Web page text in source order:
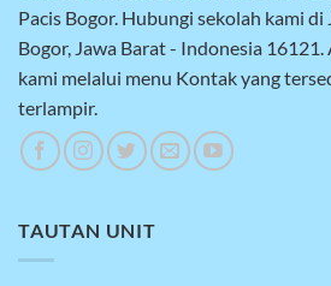
Pacis Bogor. Hubungi sekolah kami di
Bogor, Jawa Barat - Indonesia
kami melalui menu Kontak yang
terlampir.
TAUTAN UNIT